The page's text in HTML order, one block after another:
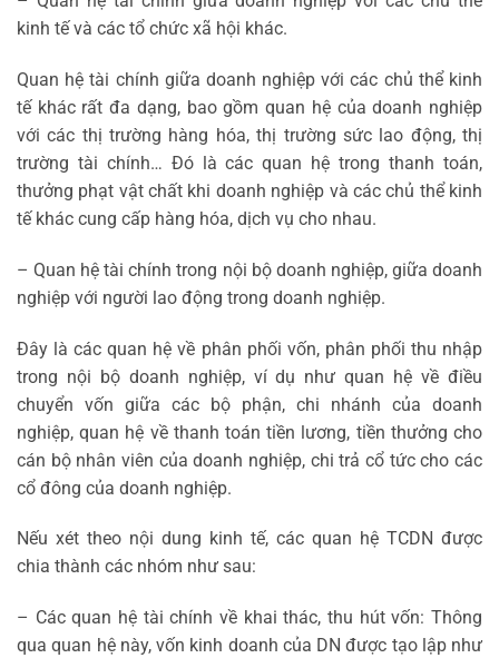
kinh tế và các tổ chức xã hội khác.
Quan hệ tài chính giữa doanh nghiệp với các chủ thể kinh
tế khác rất đa dạng, bao gồm quan hệ của doanh nghiệp
với các thị trường hàng hóa, thị trường sức lao động, thị
trường tài chính… Đó là các quan hệ trong thanh toán,
thưởng phạt vật chất khi doanh nghiệp và các chủ thể kinh
tế khác cung cấp hàng hóa, dịch vụ cho nhau.
– Quan hệ tài chính trong nội bộ doanh nghiệp, giữa doanh
nghiệp với người lao động trong doanh nghiệp.
Đây là các quan hệ về phân phối vốn, phân phối thu nhập
trong nội bộ doanh nghiệp, ví dụ như quan hệ về điều
chuyển vốn giữa các bộ phận, chi nhánh của doanh
nghiệp, quan hệ về thanh toán tiền lương, tiền thưởng cho
cán bộ nhân viên của doanh nghiệp, chi trả cổ tức cho các
cổ đông của doanh nghiệp.
Nếu xét theo nội dung kinh tế, các quan hệ TCDN được
chia thành các nhóm như sau:
– Các quan hệ tài chính về khai thác, thu hút vốn: Thông
qua quan hệ này, vốn kinh doanh của DN được tạo lập như